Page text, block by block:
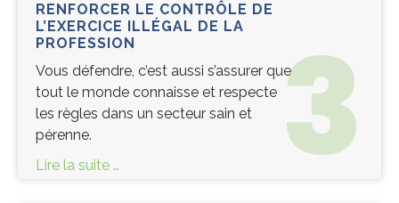
RENFORCER LE CONTRÔLE DE
L’EXERCICE ILLÉGAL DE LA
PROFESSION
Vous défendre, c’est aussi s’assurer que
tout le monde connaisse et respecte
les règles dans un secteur sain et
pérenne.
Lire la suite …
3